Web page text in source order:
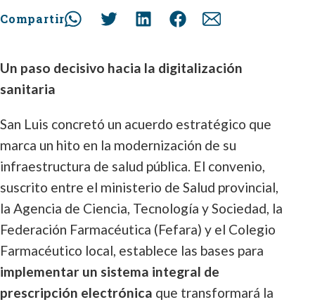
Compartir
Un paso decisivo hacia la digitalización
sanitaria
San Luis concretó un acuerdo estratégico que
marca un hito en la modernización de su
infraestructura de salud pública. El convenio,
suscrito entre el ministerio de Salud provincial,
la Agencia de Ciencia, Tecnología y Sociedad, la
Federación Farmacéutica (Fefara) y el Colegio
Farmacéutico local, establece las bases para
implementar un sistema integral de
prescripción electrónica que transformará la